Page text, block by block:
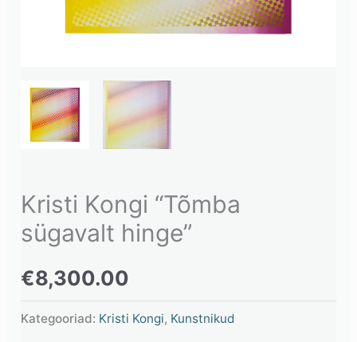
Kristi Kongi “Tõmba
sügavalt hinge”
€8,300.00
Kategooriad: Kristi Kongi, Kunstnikud